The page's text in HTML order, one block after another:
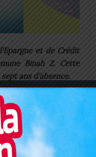
et de Crédit
Binah 2. Cette
ans d’absence.
Kozah 2:
d&rsquo;un
des déchets solides
point de service